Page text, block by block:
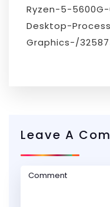
Ryzen-5-
Desktop-
Graphics-/
Leave A